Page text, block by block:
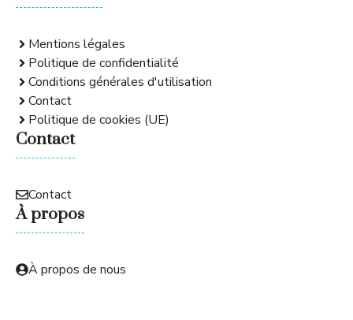
Mentions légales
Politique de confidentialité
Conditions générales d'utilisation
Contact
Politique de cookies (UE)
Contact
Contact
À propos
À propos de nous